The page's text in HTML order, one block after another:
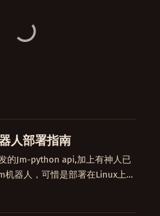
人部署指南
器人，可惜是部署在Linux上，
。 原项目在下